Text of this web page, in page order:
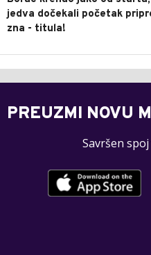
jedva dočekali početak
zna - titula!
PREUZMI NOVU
Savršen